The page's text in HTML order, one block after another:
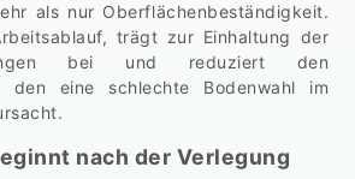
als nur Oberflächenbeständigkeit.
trägt zur Einhaltung der
bei und reduziert den
den eine schlechte Bodenwahl im
nach der Verlegung